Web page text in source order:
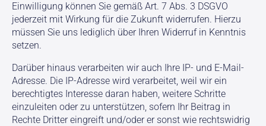
Einwilligung können Sie gemäß Art. 7 Abs. 3 DSGVO
jederzeit mit Wirkung für die Zukunft widerrufen. Hierzu
müssen Sie uns lediglich über Ihren Widerruf in Kenntnis
setzen.
Darüber hinaus verarbeiten wir auch Ihre IP- und E-Mail-
Adresse. Die IP-Adresse wird verarbeitet, weil wir ein
berechtigtes Interesse daran haben, weitere Schritte
einzuleiten oder zu unterstützen, sofern Ihr Beitrag in
Rechte Dritter eingreift und/oder er sonst wie rechtswidrig